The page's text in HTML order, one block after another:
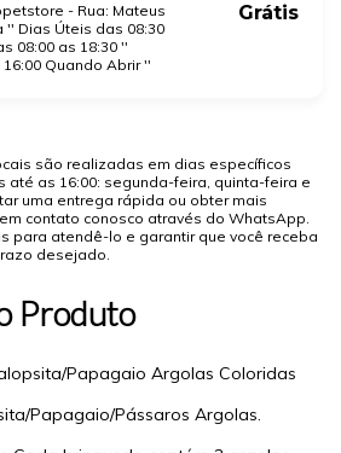
- Rua: Mateus
'' Dias Úteis das 08:30
08:00 as 18:30 ''
Quando Abrir ''
Grátis
são realizadas em dias específicos
até as 16:00: segunda-feira, quinta-feira e
uma entrega rápida ou obter mais
contato conosco através do WhatsApp.
para atendê-lo e garantir que você receba
desejado.
Produto
Papagaio Argolas Coloridas
Papagaio/Pássaros Argolas.